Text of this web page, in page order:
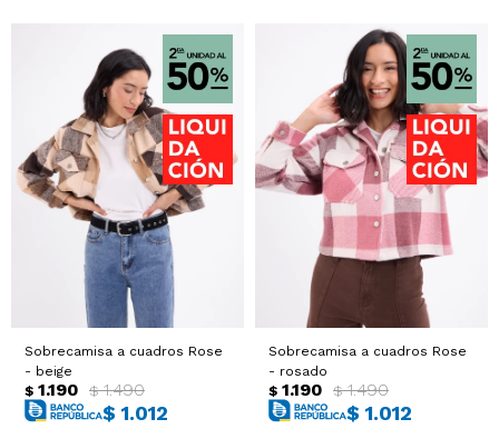
Sobrecamisa a cuadros Rose
- beige
$ 1.190 $ 1.490
$ 1.012
Sobrecamisa a cuadros Rose
- rosado
$ 1.190 $ 1.490
$ 1.012